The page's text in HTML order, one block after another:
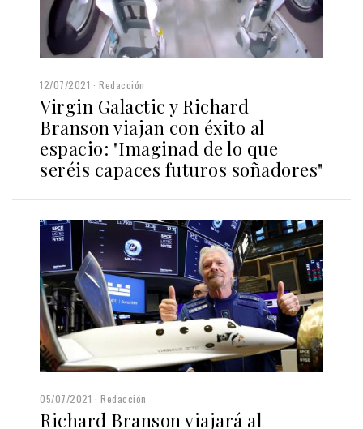
12/07/2021 Redacción
Virgin Galactic y Richard
Branson viajan con éxito al
espacio: "Imaginad de lo que
seréis capaces futuros soñadores"
05/07/2021 Redacción
Richard Branson viajará al